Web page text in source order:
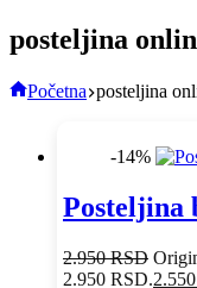
posteljina
Početna posteljina
-14%
Posteljina
2.950RSD
2.950 RSD.2.550